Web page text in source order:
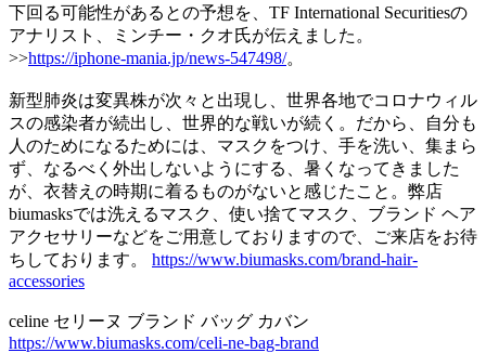
下回る可能性があるとの予想を、TF International Securitiesの
アナリスト、ミンチー・クオ氏が伝えました。
>>https://iphone-mania.jp/news-547498/。
新型肺炎は変異株が次々と出現し、世界各地でコロナウィル
スの感染者が続出し、世界的な戦いが続く。だから、自分も
人のためになるためには、マスクをつけ、手を洗い、集まら
ず、なるべく外出しないようにする、暑くなってきました
が、衣替えの時期に着るものがないと感じたこと。弊店
biumasksでは洗えるマスク、使い捨てマスク、ブランド ヘア
アクセサリーなどをご用意しておりますので、ご来店をお待
ちしております。 https://www.biumasks.com/brand-hair-
accessories
celine セリーヌ ブランド バッグ カバン
https://www.biumasks.com/celi-ne-bag-brand